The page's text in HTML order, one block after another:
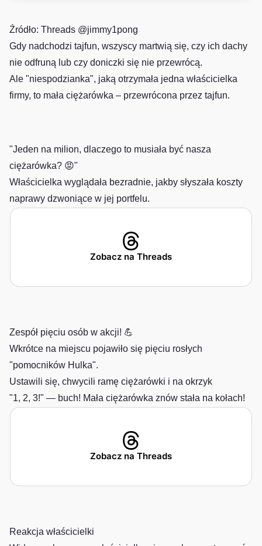
Źródło: Threads @jimmy1pong
Gdy nadchodzi tajfun, wszyscy martwią się, czy ich dachy
nie odfruną lub czy doniczki się nie przewrócą.
Ale "niespodzianka", jaką otrzymała jedna właścicielka
firmy, to mała ciężarówka – przewrócona przez tajfun.
"Jeden na milion, dlaczego to musiała być nasza
ciężarówka? 😡"
Właścicielka wyglądała bezradnie, jakby słyszała koszty
naprawy dzwoniące w jej portfelu.
Zobacz na Threads
Zespół pięciu osób w akcji! 💪
Wkrótce na miejscu pojawiło się pięciu rosłych
"pomocników Hulka".
Ustawili się, chwycili ramę ciężarówki i na okrzyk
"1, 2, 3!" — buch! Mała ciężarówka znów stała na kołach!
Zobacz na Threads
Reakcja właścicielki